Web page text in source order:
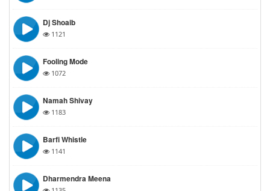
Dj Shoaib
1121
Fooling Mode
1072
Namah Shivay
1183
Barfi Whistle
1141
Dharmendra Meena